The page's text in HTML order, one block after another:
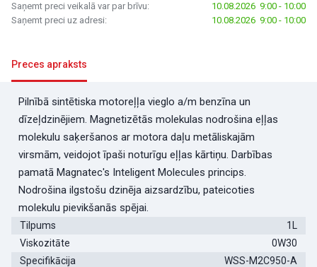
Saņemt preci veikalā var par brīvu:
10.08.2026 9:00 - 10:00
Saņemt preci uz adresi:
10.08.2026 9:00 - 10:00
Preces apraksts
Pilnībā sintētiska motoreļļa vieglo a/m benzīna un
dīzeļdzinējiem. Magnetizētās molekulas nodrošina eļļas
molekulu saķeršanos ar motora daļu metāliskajām
virsmām, veidojot īpaši noturīgu eļļas kārtiņu. Darbības
pamatā Magnatec's Inteligent Molecules princips.
Nodrošina ilgstošu dzinēja aizsardzību, pateicoties
molekulu pievikšanās spējai.
Tilpums
1L
Viskozitāte
0W30
Specifikācija
WSS-M2C950-A